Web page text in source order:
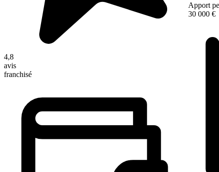
4,8
avis
franchisé
Apport
30 000 €